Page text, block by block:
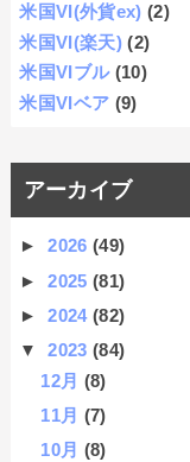
米国VI(外貨ex) (2)
米国VI(楽天) (2)
米国VIブル (10)
米国VIベア (9)
アーカイブ
►2026(49)
►2025(81)
►2024(82)
▼2023(84)
12月 (8)
11月 (7)
10月 (8)